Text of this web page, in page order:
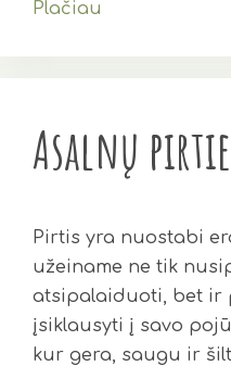
Plačiau
Asalnų
Pirtis yra nuostabi
užeiname ne tik
atsipalaiduoti, bet ir
įsiklausyti į savo
kur gera, saugu ir